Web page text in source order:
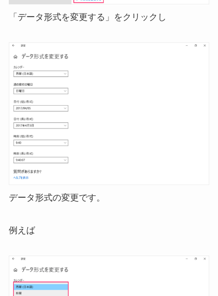
「データ形式を変更する」をクリックし
データ形式の変更です。
例えば